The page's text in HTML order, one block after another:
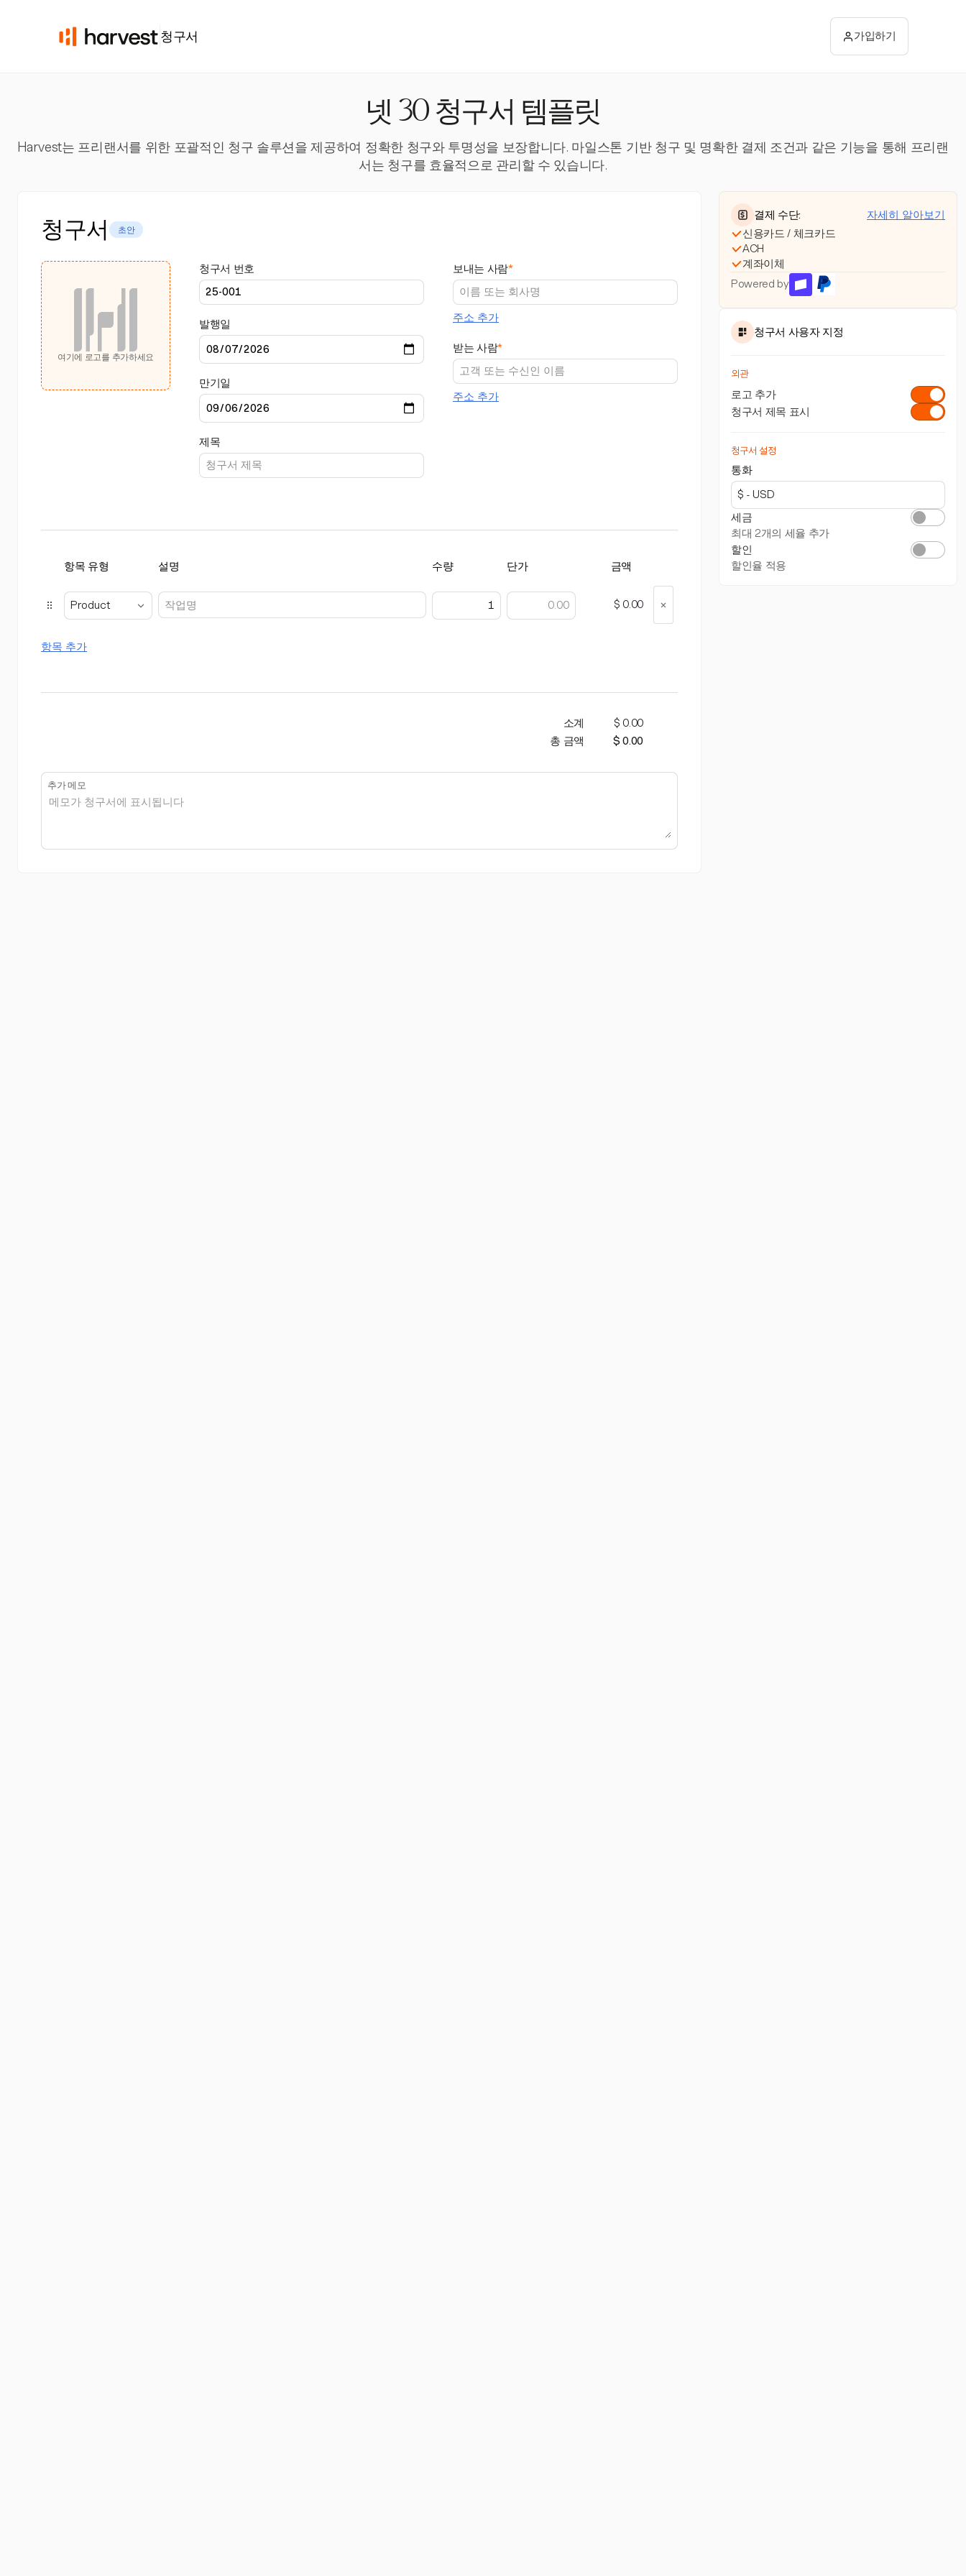
청구서 가입하기
넷 30 청구서 템플릿
Harvest는 프리랜서를 위한 포괄적인 청구 솔루션을 제공하여 정확한 청구와 투명성을 보장합니다. 마일스톤 기반 청구 및 명확한 결제 조건과 같은 기능을 통해 프리랜
서는 청구를 효율적으로 관리할 수 있습니다.
청구서 초안
여기에 로고를 추가하세요
청구서 번호
발행일
만기일
제목
보내는 사람*
주소 추가
받는 사람*
주소 추가
항목 유형 설명 수량 단가 금액
Product $ 0.00
항목 추가
소계
$ 0.00
총 금액
$ 0.00
추가 메모
결제 수단:
자세히 알아보기
신용카드 / 체크카드
ACH
계좌이체
Powered by
청구서 사용자 지정
외관
로고 추가
청구서 제목 표시
청구서 설정
통화
세금
최대 2개의 세율 추가
할인
할인율 적용